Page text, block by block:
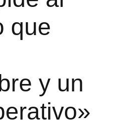
que
y un